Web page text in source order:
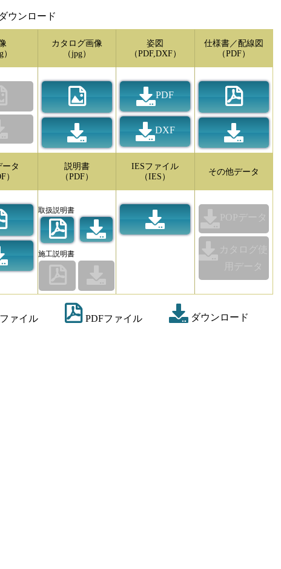
ウンロード
）
カタログ画像
（jpg）
姿図
（PDF,DXF）
PDF
DXF
仕様書／配線図
（PDF）
ータ
）
説明書
（PDF）
取扱説明書
施工説明書
IESファイル
（IES）
その他データ
POPデータ
カタログ使
用データ
ァイル PDFファイル ダウンロード